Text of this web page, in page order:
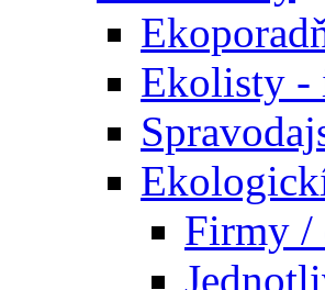
Ekolisty -
Firmy /